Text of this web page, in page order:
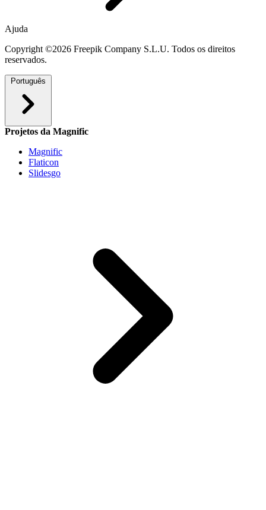
Ajuda
Copyright ©2026 Freepik Company S.L.U. Todos os direitos
reservados.
Português
Projetos da Magnific
Magnific
Flaticon
Slidesgo